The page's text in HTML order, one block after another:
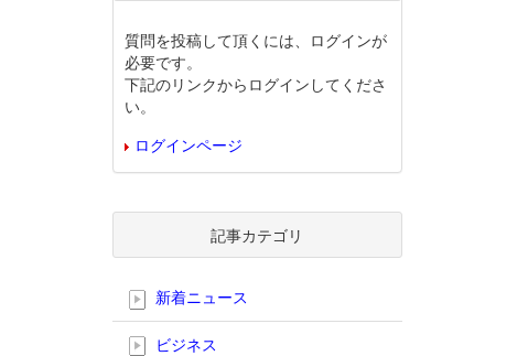
質問を投稿して頂くには、ログインが
必要です。
下記のリンクからログインしてくださ
い。
ログインページ
記事カテゴリ
新着ニュース
ビジネス